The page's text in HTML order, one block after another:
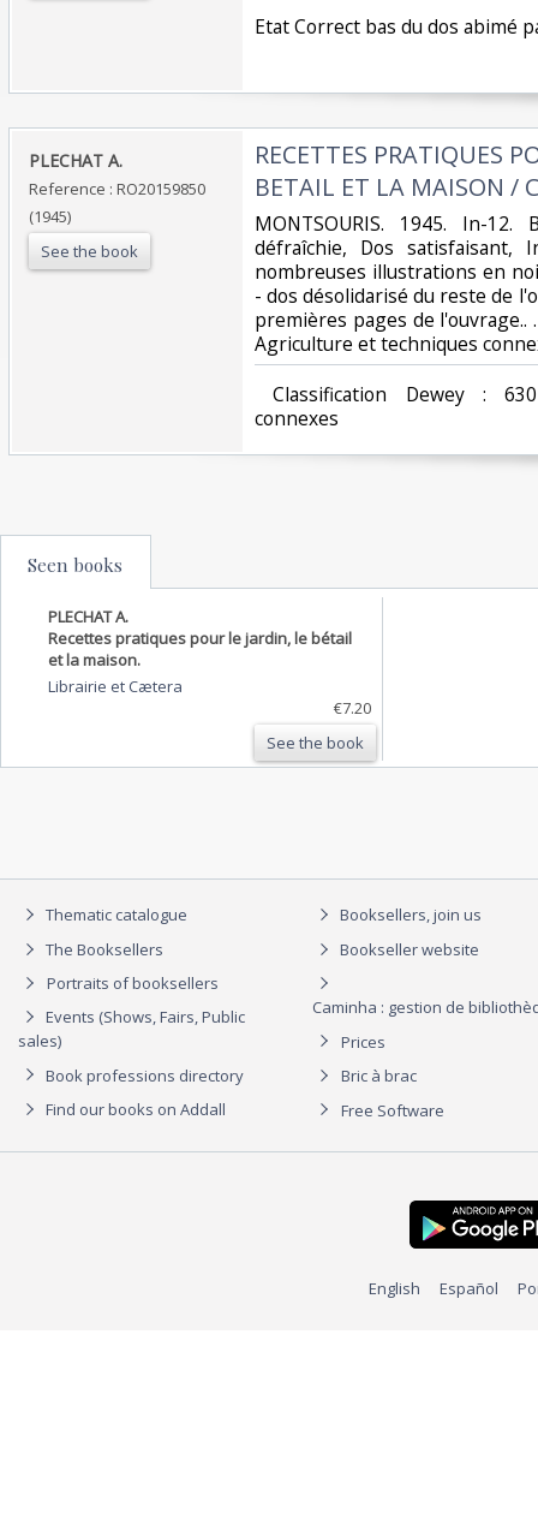
‎Etat Correct bas du dos abimé
‎PLECHAT A.‎
Reference : RO20159850
(1945)
See the book
‎RECETTES PRATIQUES
BETAIL ET LA MAISON /
‎MONTSOURIS. 1945. In-12.
défraîchie, Dos
nombreuses illustrations en
- dos désolidarisé du reste de
premières pages de l'ouvrage..
Agriculture et techniques
Classification Dewey :
connexes‎
Seen books
PLECHAT A.
Recettes pratiques pour le jardin, le bétail
et la maison.
Librairie et Cætera
€7.20
See the book
Thematic catalogue
The Booksellers
Portraits of booksellers
Events (Shows, Fairs, Public
sales)
Book professions directory
Find our books on Addall
Booksellers, join us
Bookseller website
Caminha : gestion de
Prices
Bric à brac
Free Software
English Español